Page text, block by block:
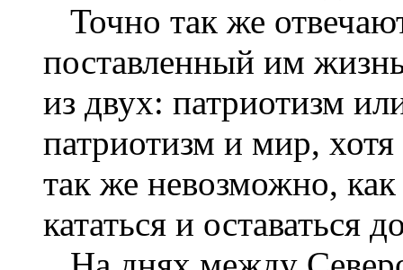
Точно так же
поставленный им
из двух: патриотизм
патриотизм и мир,
так же невозможно,
кататься и оставаться